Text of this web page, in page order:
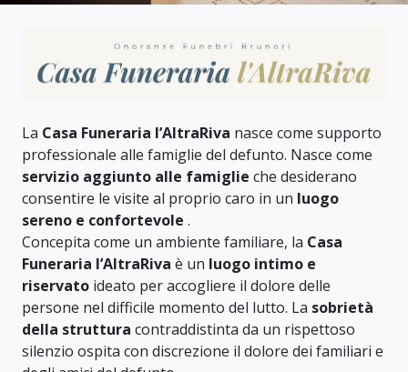
La Casa Funeraria l’AltraRiva nasce come supporto
professionale alle famiglie del defunto. Nasce come
servizio aggiunto alle famiglie che desiderano
consentire le visite al proprio caro in un luogo
sereno e confortevole .
Concepita come un ambiente familiare, la Casa
Funeraria l’AltraRiva è un luogo intimo e
riservato ideato per accogliere il dolore delle
persone nel difficile momento del lutto. La sobrietà
della struttura contraddistinta da un rispettoso
silenzio ospita con discrezione il dolore dei familiari e